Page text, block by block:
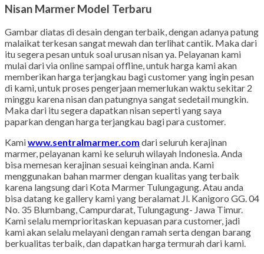
Nisan Marmer Model Terbaru
Gambar diatas di desain dengan terbaik, dengan adanya patung
malaikat terkesan sangat mewah dan terlihat cantik. Maka dari
itu segera pesan untuk soal urusan nisan ya. Pelayanan kami
mulai dari via online sampai offline, untuk harga kami akan
memberikan harga terjangkau bagi customer yang ingin pesan
di kami, untuk proses pengerjaan memerlukan waktu sekitar 2
minggu karena nisan dan patungnya sangat sedetail mungkin.
Maka dari itu segera dapatkan nisan seperti yang saya
paparkan dengan harga terjangkau bagi para customer.
Kamiwww.sentralmarmer.com dari seluruh kerajinan
marmer, pelayanan kami ke seluruh wilayah Indonesia. Anda
bisa memesan kerajinan sesuai keinginan anda. Kami
menggunakan bahan marmer dengan kualitas yang terbaik
karena langsung dari Kota Marmer Tulungagung. Atau anda
bisa datang ke gallery kami yang beralamat Jl. Kanigoro GG. 04
No. 35 Blumbang, Campurdarat, Tulungagung- Jawa Timur.
Kami selalu memprioritaskan kepuasan para customer, jadi
kami akan selalu melayani dengan ramah serta dengan barang
berkualitas terbaik, dan dapatkan harga termurah dari kami.